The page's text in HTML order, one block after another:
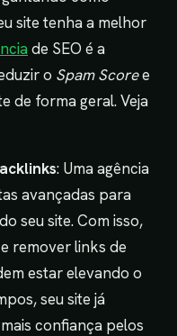
site tenha a melhor
de SEO é a
o Spam Scoree
de forma geral. Veja
: Uma agência
avançadas para
seu site. Com isso,
remover links de
estar elevando o
seu site já
confiança pelos